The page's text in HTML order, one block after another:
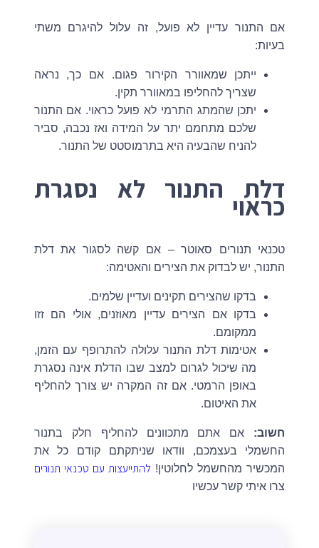
אם התנור עדיין לא פועל, זה עלול להיגרם משתי
בעיות:
ייתכן שמאוורר הקירור פגום. אם כך, נראה
שצריך להחליפו במאוורר תקין.
יתכן שהמתג התרמי לא פועל כראוי. אם התנור
שלכם מתחמם יתר על המידה ואז נכבה, סביר
להניח שהבעיה היא בתרמוסטט של התנור.
דלת התנור לא נסגרת
כראוי
טכנאי תנורים סאוטר – אם קשה לסגור את דלת
התנור, יש לבדוק את הצירים והאטימה:
בדקו שהצירים תקינים ועדיין שלמים.
בדקו אם הצירים עדיין מאוזנים, אולי הם זזו
ממקומם.
אטימות דלת התנור עלולה להתרופף עם הזמן,
מה שיכול לגרום למצב שבו הדלת אינה נסגרת
באופן הרמטי. אם זה המקרה יש צורך להחליף
את האיטום.
חשוב: אם אתם מתכוונים להחליף חלק בתנור
החשמלי בעצמכם, וודאו שניתקתם קודם כל את
המכשיר מהחשמל לחלוטין! להתייעצות עם טכנאי תנורים
צרו איתי קשר עכשיו